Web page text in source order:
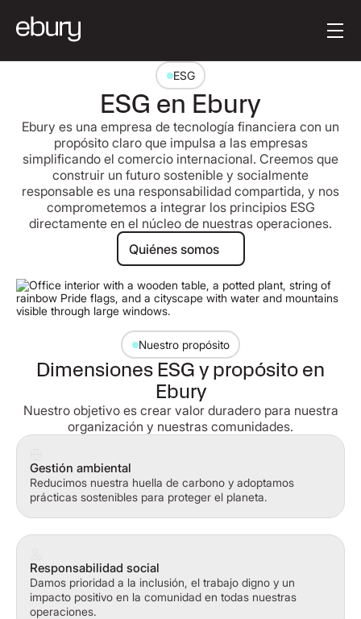
ESG
ESG en Ebury
Ebury es una empresa de tecnología financiera con un
propósito claro que impulsa a las empresas
simplificando el comercio internacional. Creemos que
construir un futuro sostenible y socialmente
responsable es una responsabilidad compartida, y nos
comprometemos a integrar los principios ESG
directamente en el núcleo de nuestras operaciones.
Quiénes somos
Quiénes somos
Nuestro propósito
Dimensiones ESG y propósito en
Ebury
Nuestro objetivo es crear valor duradero para nuestra
organización y nuestras comunidades.
Gestión ambiental
Reducimos nuestra huella de carbono y adoptamos
prácticas sostenibles para proteger el planeta.
Responsabilidad social
Damos prioridad a la inclusión, el trabajo digno y un
impacto positivo en la comunidad en todas nuestras
operaciones.